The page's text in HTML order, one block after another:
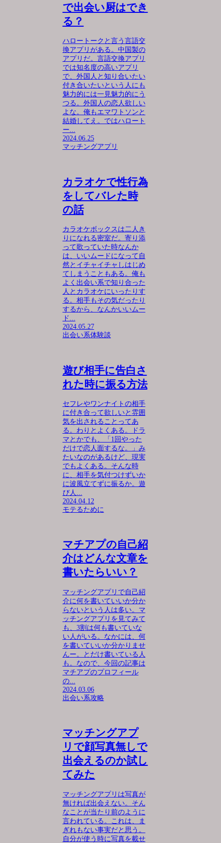
で出会い厨はでき
る？
ハロートークと言う言語交
換アプリがある。中国製の
アプリだ。言語交換アプリ
では知名度の高いアプリ
で、外国人と知り合いたい
付き合いたいという人にも
魅力的には一見魅力的にう
つる。外国人の恋人欲しい
よな。俺もエマワトソンと
結婚してえ。ではハロート
ー...
2024.06.25
マッチングアプリ
カラオケで性行為
をしてバレた時
の話
カラオケボックスは二人き
りになれる密室だ。寄り添
って歌っていた時なんか
は、いいムードになって自
然とイチャイチャしはじめ
てしまうこともある。俺も
よく出会い系で知り合った
人とカラオケにいったりす
る。相手もその気だったり
するから、なんかいいムー
ド...
2024.05.27
出会い系体験談
遊び相手に告白さ
れた時に振る方法
セフレやワンナイトの相手
に付き合って欲しいと雰囲
気を出されることってあ
る。わりとよくある。ドラ
マとかでも、「1回やった
だけで恋人面するな。」み
たいなのがあるけど、現実
でもよくある。そんな時
に、相手を気付つけずいか
に波風立てずに振るか。遊
び人...
2024.04.12
モテるために
マチアプの自己紹
介はどんな文章を
書いたらいい？
マッチングアプリで自己紹
介に何を書いていいか分か
らないという人は多い。マ
ッチングアプリを見てみて
も、3割は何も書いていな
い人がいる。なかには、何
を書いていいか分かりませ
んー。とだけ書いている人
も。なので、今回の記事は
マチアプのプロフィール
の...
2024.03.06
出会い系攻略
マッチングアプ
リで顔写真無しで
出会えるのか試し
てみた
マッチングアプリは写真が
無ければ出会えない。そん
なことが当たり前のように
言われている。これは、ま
ぎれもない事実だと思う。
自分が使う時に写真を載せ